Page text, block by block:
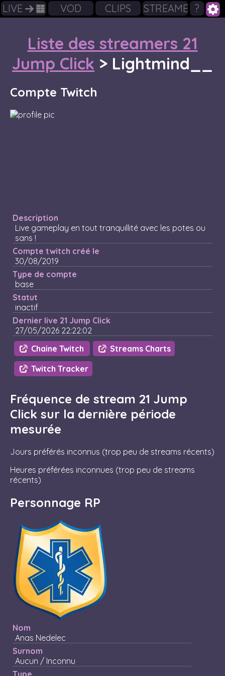
LIVE VOD CLIPS STREAMERS
?
Liste des streamers 21
Jump Click > Lightmind__
Compte Twitch
Description
Live gameplay en tout tranquillité avec les potes ou
sans !
Compte twitch créé le
30/08/2019
Type de compte
base
Statut
inactif
Dernier live 21 Jump Click
27/05/2026 22:22:02
Chaine Twitch
Streams Charts
Twitch Tracker
Fréquence de stream 21 Jump
Click sur la dernière période
mesurée
Jours préférés inconnus (trop peu de streams récents)
Heures préférées inconnues (trop peu de streams
récents)
Personnage RP
Nom
Anas Nedelec
Surnom
Aucun / Inconnu